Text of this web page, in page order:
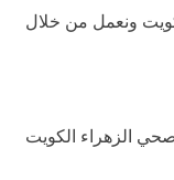
ونعمل من خلال
الزهراء الكويت